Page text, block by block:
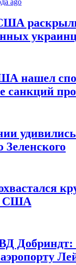
ago
нашел
санкций
США
Добриндт: